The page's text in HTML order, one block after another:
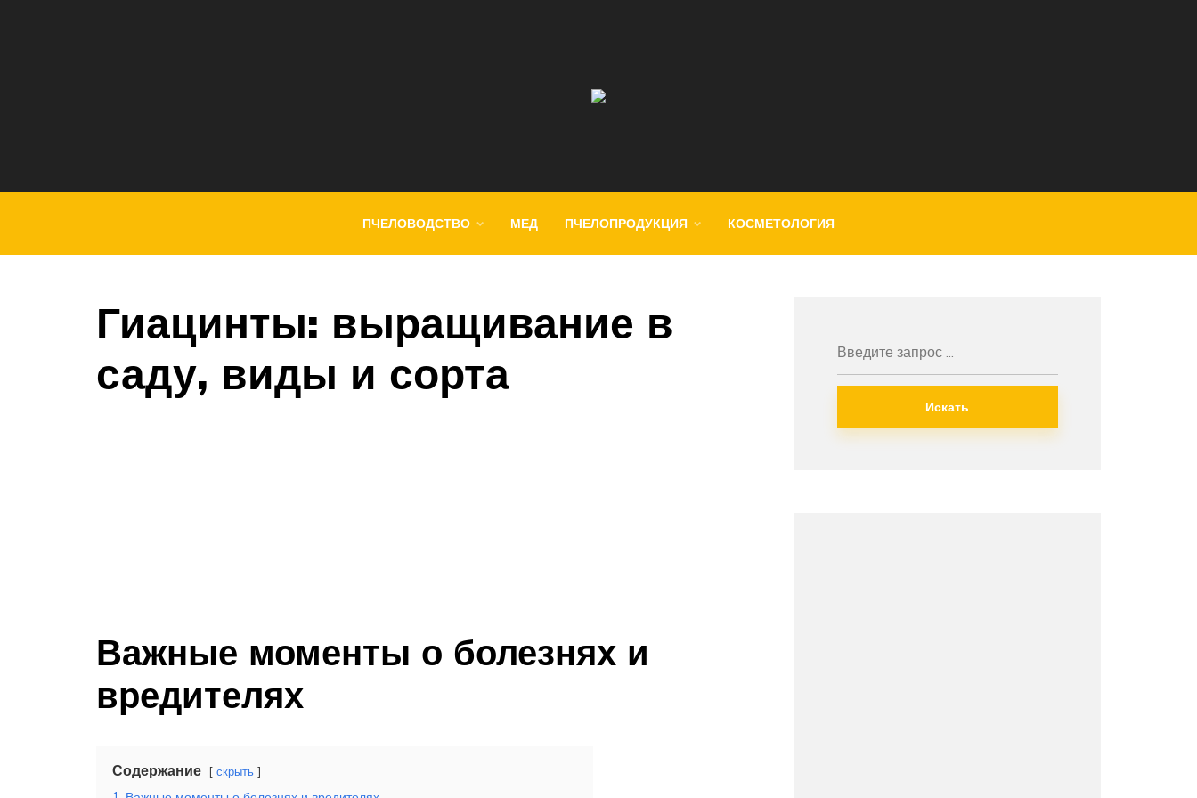
ПЧЕЛОВОДСТВО МЕД ПЧЕЛОПРОДУКЦИЯ КОСМЕТОЛОГИЯ
Гиацинты: выращивание в
саду, виды и сорта
Важные моменты о болезнях и
вредителях
Содержание скрыть
Искать